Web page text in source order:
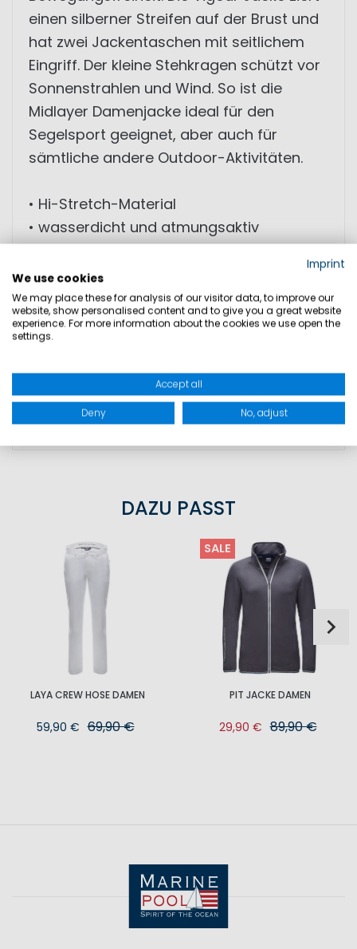
einen silberner Streifen auf der Brust und
hat zwei Jackentaschen mit seitlichem
Eingriff. Der kleine Stehkragen schützt vor
Sonnenstrahlen und Wind. So ist die
Midlayer Damenjacke ideal für den
Segelsport geeignet, aber auch für
sämtliche andere Outdoor-Aktivitäten.
• Hi-Stretch-Material
• wasserdicht und atmungsaktiv
• ergonomischer 3D-Schnitt
TECHNISCHE EIGENSCHAFTEN: WP
10.000mm - MVP 3.000g/sqm/24h
GRÖSSEN
PRODUKTSICHERHEIT
DAZU PASST
LAYA CREW HOSE DAMEN
59,90 € 69,90 €
SALE
PIT JACKE DAMEN
29,90 € 89,90 €
Imprint
We use cookies
We may place these for analysis of our visitor data, to improve our
website, show personalised content and to give you a great website
experience. For more information about the cookies we use open the
settings.
Accept all
Deny No, adjust